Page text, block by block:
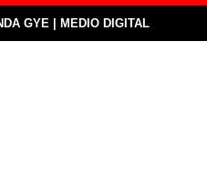
GYE | MEDIO DIGITAL